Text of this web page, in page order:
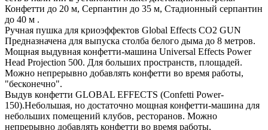
Конфетти до 20 м, Серпантин до 35 м, Стадионный серпантин
до 40 м .
Ручная пушка для криоэффектов Global Effects CO2 GUN
Предназначена для выпуска столба белого дыма до 8 метров.
Мощная выдувная конфетти-машина Universal Effects Power
Head Projection 500. Для больших пространств, площадей.
Можно непрерывно добавлять конфетти во время работы,
"бесконечно".
Выдув конфетти GLOBAL EFFECTS (Confetti Power-
150).Небольшая, но достаточно мощная конфетти-машина для
небольших помещений клубов, ресторанов. Можно
непрерывно добавлять конфетти во время работы,